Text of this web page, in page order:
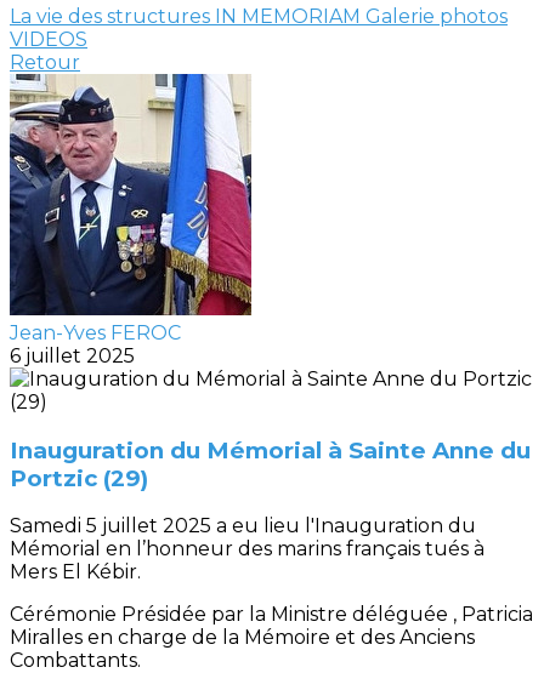
La vie des structures IN MEMORIAM Galerie photos
VIDEOS
Retour
Jean-Yves FEROC
6 juillet 2025
Inauguration du Mémorial à Sainte Anne du
Portzic (29)
Samedi 5 juillet 2025 a eu lieu l'Inauguration du
Mémorial en l’honneur des marins français tués à
Mers El Kébir.
Cérémonie Présidée par la Ministre déléguée , Patricia
Miralles en charge de la Mémoire et des Anciens
Combattants.